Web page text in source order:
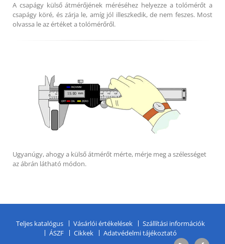
A csapágy külső átmérőjének méréséhez helyezze a tolómérőt a
csapágy köré, és zárja le, amíg jól illeszkedik, de nem feszes. Most
olvassa le az értéket a tolómérőről.
Ugyanúgy, ahogy a külső átmérőt mérte, mérje meg a szélességet
az ábrán látható módon.
Teljes katalógus Vásárlói értékelések
Szállítási információk
ÁSZF
Cikkek Adatvédelmi tájékoztató